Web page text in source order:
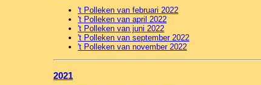
't Polleken van februari 2022
't Polleken van april 2022
't Polleken van juni 2022
't Polleken van september 2022
't Polleken van november 2022
2021